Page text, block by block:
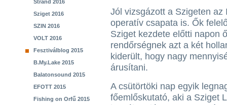
Strand 2016
Sziget 2016
SZIN 2016
VOLT 2016
Fesztiválblog 2015
B.My.Lake 2015
Balatonsound 2015
EFOTT 2015
Fishing on Orfű 2015
Jól vizsgázott a Szigeten
operatív csapata is. Ők
Sziget kezdete előtti napon
rendőrségnek azt a két
kiderült, hogy nagy
árusítani.
A csütörtöki nap egyik
főemlőskutató, aki a Sziget